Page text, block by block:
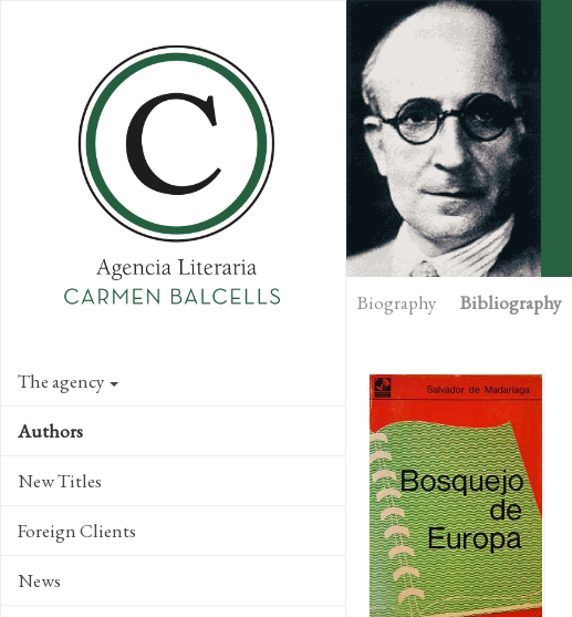
The agency
Authors
New Titles
Foreign Clients
News
Biography Bibliography